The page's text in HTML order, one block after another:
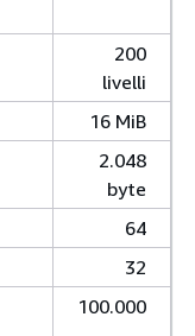
200
livelli
16 MiB
2.048
byte
64
32
100.000